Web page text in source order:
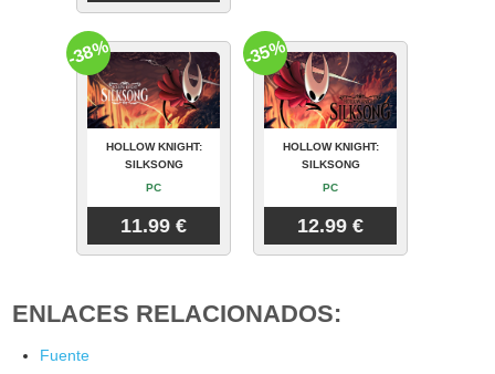
HOLLOW KNIGHT:
SILKSONG
PC
11.99 €
-38%
HOLLOW KNIGHT:
SILKSONG
PC
12.99 €
-35%
ENLACES RELACIONADOS:
Fuente